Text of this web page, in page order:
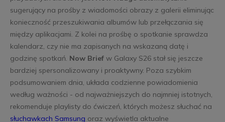
sugerujący na prośby z wiadomości obrazy z galerii eliminując
konieczność przeszukiwania albumów lub przełączania się
między aplikacjami. Z kolei na prośbę o spotkanie sprawdza
kalendarz, czy nie ma zapisanych na wskazaną datę i
godzinę spotkań. Now Briefw Galaxy S26 stał się jeszcze
bardziej spersonalizowany i proaktywny. Poza szybkim
podsumowaniem dnia, układa codzienne powiadomienia
według ważności - od najważniejszych do najmniej istotnych,
rekomenduje playlisty do ćwiczeń, których możesz słuchać na
słuchawkach Samsung oraz wyświetla aktualne